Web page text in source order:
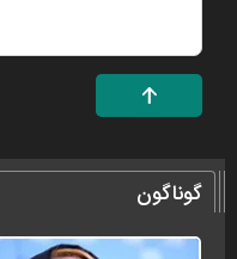
گوناگون